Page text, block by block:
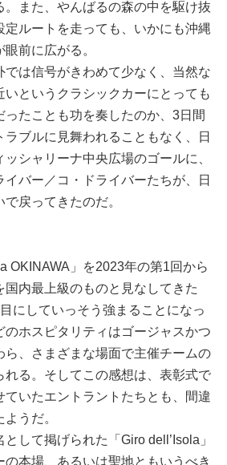
。また、やんばるの森の中を駆け抜
定ルートを走っても、いかにも沖縄
前に広がる。
では信号がきわめて少なく、当然な
いというクラシックカーにとっても
たことも功を奏したのか、3日間
ブルに見舞われることもなく、日
シャリーナ中央広場のゴールに、
バー／コ・ドライバーたちが、日
戻ってきたのだ。
OKINAWA」を2023年の第1回から
内最上級のものと見なしてきた
にしていっそう強まることになっ
のホスピタリティはゴージャスかつ
ら、さまざまな場面で主催チームの
れる。そしてこの感想は、表彰式で
ていたエントラントたちとも、間違
うだ。
して掲げられた「Giro dell’Isola」
の本場、あるいは聖地ともいうべき